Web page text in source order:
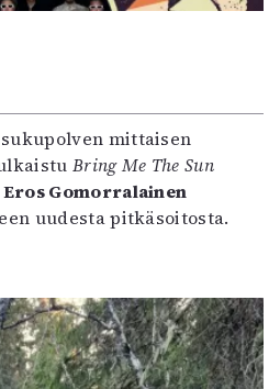
mittaisen
Bring Me The Sun
Eros Gomorralainen
uudesta pitkäsoitosta.